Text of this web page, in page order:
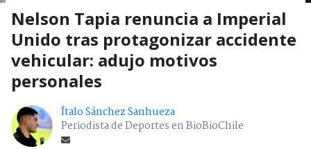
Nelson Tapia renuncia a Imperial
Unido tras protagonizar accidente
vehicular: adujo motivos
personales
Ítalo Sánchez Sanhueza
Periodista de Deportes en BioBioChile